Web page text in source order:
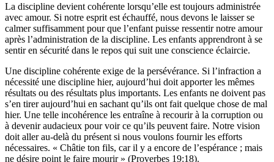
La discipline devient cohérente lorsqu’elle est toujours administrée
avec amour. Si notre esprit est échauffé, nous devons le laisser se
calmer suffisamment pour que l’enfant puisse ressentir notre amour
après l’administration de la discipline. Les enfants apprendront à se
sentir en sécurité dans le repos qui suit une conscience éclaircie.
Une discipline cohérente exige de la persévérance. Si l’infraction a
nécessité une discipline hier, aujourd’hui doit apporter les mêmes
résultats ou des résultats plus importants. Les enfants ne doivent pas
s’en tirer aujourd’hui en sachant qu’ils ont fait quelque chose de mal
hier. Une telle incohérence les entraîne à recourir à la corruption ou
à devenir audacieux pour voir ce qu’ils peuvent faire. Notre vision
doit aller au-delà du présent si nous voulons fournir les efforts
nécessaires. « Châtie ton fils, car il y a encore de l’espérance ; mais
ne désire point le faire mourir » (Proverbes 19:18).